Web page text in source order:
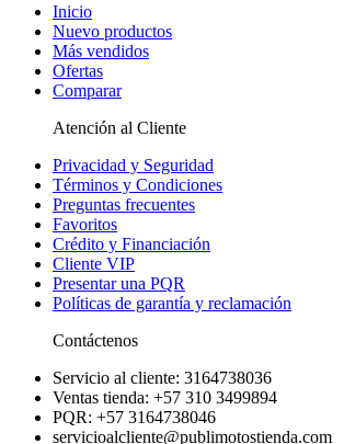
Inicio
Nuevo productos
Más vendidos
Ofertas
Comparar
Atención al Cliente
Privacidad y Seguridad
Términos y Condiciones
Preguntas frecuentes
Favoritos
Crédito y Financiación
Cliente VIP
Presentar una PQR
Políticas de garantía y reclamación
Contáctenos
Servicio al cliente: 3164738036
Ventas tienda: +57 310 3499894
PQR: +57 3164738046
servicioalcliente@publimotostienda.com